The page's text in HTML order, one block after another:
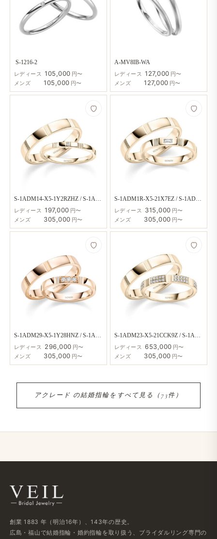
S-1216-2
レディース 105,000 円〜
メンズ
105,000 円〜
A-MV8IB-WA
レディース 127,000 円〜
メンズ
127,000 円〜
S-1ADM14-X5-1Y2RZHZ / S-1ADM1X-X5
レディース 197,000 円〜
メンズ
305,000 円〜
S-1ADM1R-X5-21X7EZ / S-1ADM1X-X5
レディース 315,000 円〜
メンズ
305,000 円〜
S-1ADM29-X5-1Y28HNZ / S-1ADM1X-X5
レディース 296,000 円〜
メンズ
305,000 円〜
S-1ADM23-X5-21CCK9Z / S-1ADM1X-X5
レディース 653,000 円〜
メンズ
305,000 円〜
アクレード の​結婚​指輪を​すべて​見る​（73件）
創業 1883 年​（明治16年）、​143年の​歴史。
広島・福山で​結婚指輪・婚約指輪を​取り扱う、​ブライダルリング専門の​